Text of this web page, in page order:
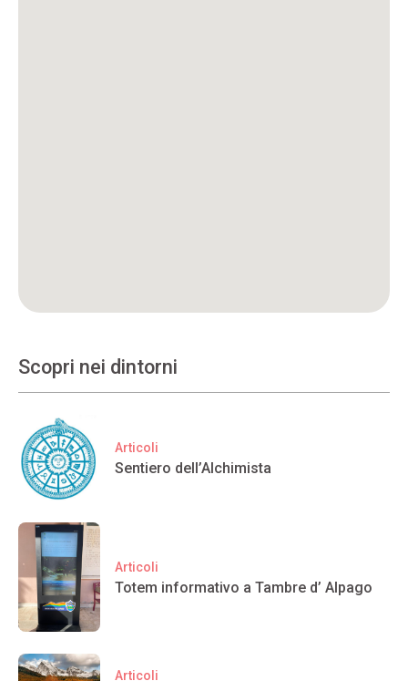
Scopri nei dintorni
Articoli
Sentiero dell’Alchimista
Articoli
Totem informativo a Tambre d’ Alpago
Articoli